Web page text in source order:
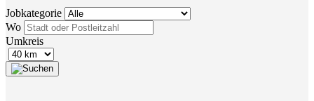
Jobkategorie
Wo
Umkreis